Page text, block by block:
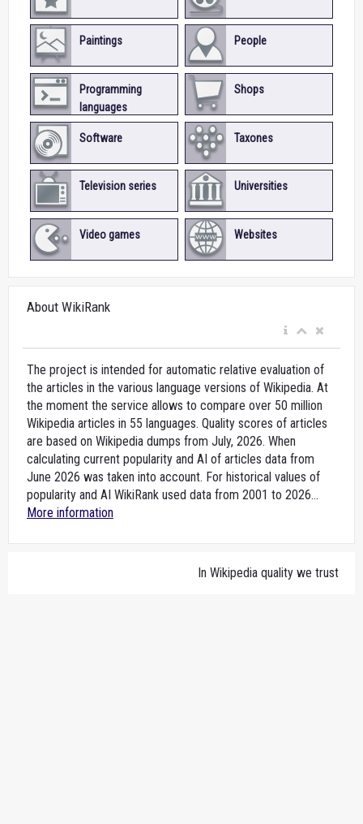
Paintings People
Programming
languages
Shops
Software Taxones
Television series Universities
Video games Websites
About WikiRank
The project is intended for automatic relative evaluation of
the articles in the various language versions of Wikipedia. At
the moment the service allows to compare over 50 million
Wikipedia articles in 55 languages. Quality scores of articles
are based on Wikipedia dumps from July, 2026. When
calculating current popularity and AI of articles data from
June 2026 was taken into account. For historical values of
popularity and AI WikiRank used data from 2001 to 2026...
More information
In Wikipedia quality we trust